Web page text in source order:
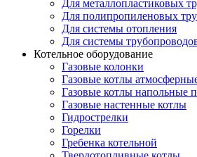
Для металлопластиковых
Для полипропиленовых
Для системы отопления
Для системы
Котельное оборудование
Газовые колонки
Газовые котлы
Газовые котлы напольные
Газовые настенные котлы
Гидрострелки
Горелки
Гребенка котельной